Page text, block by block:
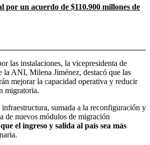
por un acuerdo de $110.900 millones de
las instalaciones, la vicepresidenta de
la ANI, Milena Jiménez, destacó que las
mejorar la capacidad operativa y reducir
migratoria.
sumada a la reconfiguración y
de nuevos módulos de migración
el ingreso y salida al país sea más